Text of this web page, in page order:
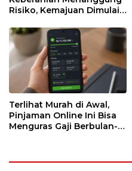
Risiko, Kemajuan Dimulai
Terlihat Murah di Awal,
Pinjaman Online Ini Bisa
Menguras Gaji Berbulan-